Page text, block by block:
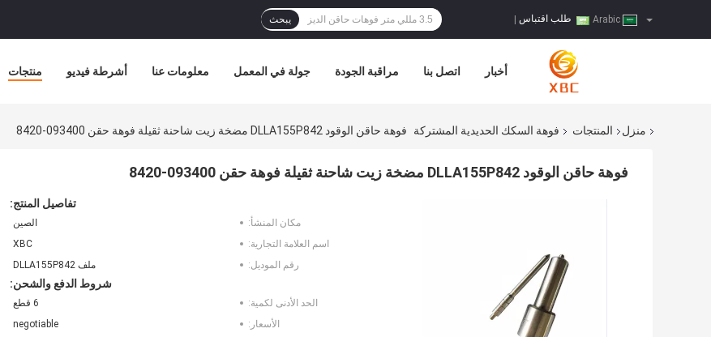
طلب اقتباس يبحث
منتجات أشرطة فيديو معلومات عنا جولة في المعمل مراقبة الجودة اتصل بنا أخبار
منزل المنتجات فوهة السكك الحديدية المشتركة فوهة حاقن الوقود DLLA155P842 مضخة زيت شاحنة ثقيلة فوهة حقن 093400-8420
فوهة حاقن الوقود DLLA155P842 مضخة زيت شاحنة ثقيلة فوهة حقن 093400-8420
تفاصيل المنتج:
مكان المنشأ:
الصين
اسم العلامة التجارية:
XBC
رقم الموديل:
ملف DLLA155P842
شروط الدفع والشحن:
الحد الأدنى لكمية:
6 قطع
الأسعار:
negotiable